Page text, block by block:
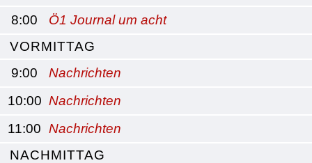
8:00
Ö1 Journal um acht
VORMITTAG
9:00
Nachrichten
10:00 Nachrichten
11:00 Nachrichten
NACHMITTAG